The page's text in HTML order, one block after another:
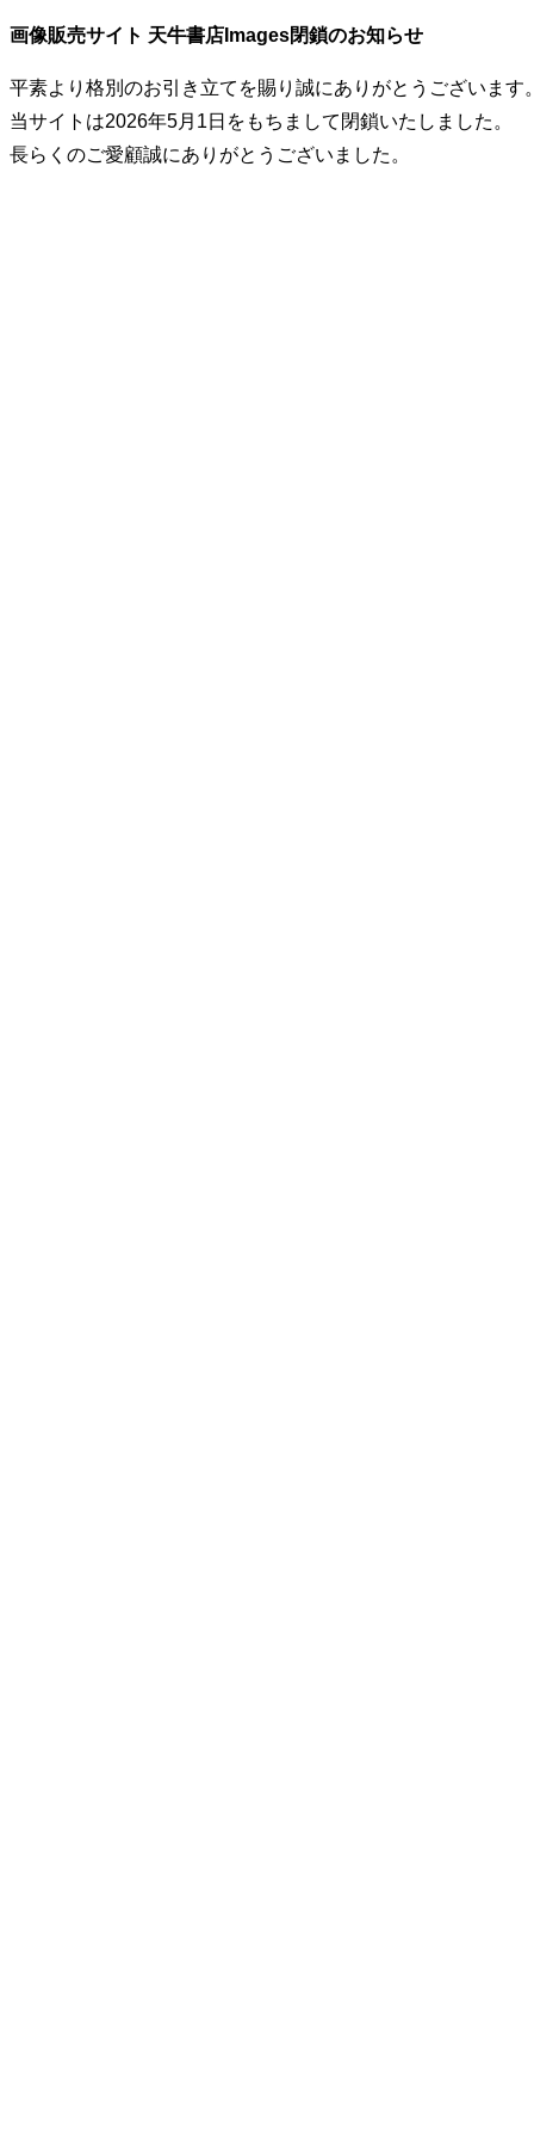
画像販売サイト 天牛書店Images閉鎖のお知らせ
平素より格別のお引き立てを賜り誠にありがとうございます
当サイトは2026年5月1日をもちまして閉鎖いたしました。
長らくのご愛顧誠にありがとうございました。